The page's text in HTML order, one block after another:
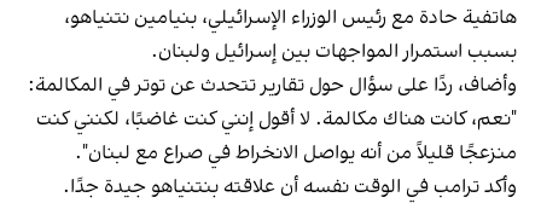
هاتفية حادة مع رئيس الوزراء الإسرائيلي، بنيامين نتنياهو،
بسبب استمرار المواجهات بين إسرائيل ولبنان.
وأضاف، ردًا على سؤال حول تقارير تتحدث عن توتر في المكالمة:
"نعم، كانت هناك مكالمة. لا أقول إنني كنت غاضبًا، لكنني كنت
منزعجًا قليلاً من أنه يواصل الانخراط في صراع مع لبنان".
وأكد ترامب في الوقت نفسه أن علاقته بنتنياهو جيدة جدًا.